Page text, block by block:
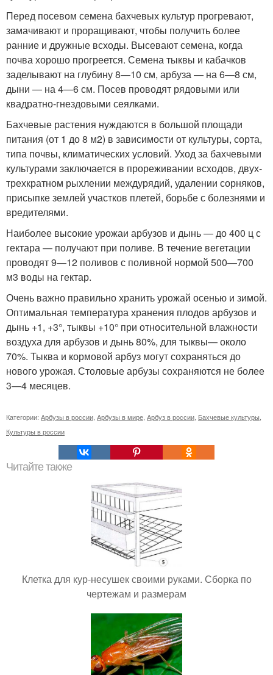
Перед посевом семена бахчевых культур прогревают,
замачивают и проращивают, чтобы получить более
ранние и дружные всходы. Высевают семена, когда
почва хорошо прогреется. Семена тыквы и кабачков
заделывают на глубину 8—10 см, арбуза — на 6—8 см,
дыни — на 4—6 см. Посев проводят рядовыми или
квадратно-гнездовыми сеялками.
Бахчевые растения нуждаются в большой площади
питания (от 1 до 8 м2) в зависимости от культуры, сорта,
типа почвы, климатических условий. Уход за бахчевыми
культурами заключается в прореживании всходов, двух-
трехкратном рыхлении междурядий, удалении сорняков,
присыпке землей участков плетей, борьбе с болезнями и
вредителями.
Наиболее высокие урожаи арбузов и дынь — до 400 ц с
гектара — получают при поливе. В течение вегетации
проводят 9—12 поливов с поливной нормой 500—700
м3 воды на гектар.
Очень важно правильно хранить урожай осенью и зимой.
Оптимальная температура хранения плодов арбузов и
дынь +1, +3°, тыквы +10° при относительной влажности
воздуха для арбузов и дынь 80%, для тыквы— около
70%. Тыква и кормовой арбуз могут сохраняться до
нового урожая. Столовые арбузы сохраняются не более
3—4 месяцев.
Категории: Арбузы в россии, Арбузы в мире, Арбуз в россии, Бахчевые культуры,
Культуры в россии
Читайте также
Клетка для кур-несушек своими руками. Сборка по
чертежам и размерам